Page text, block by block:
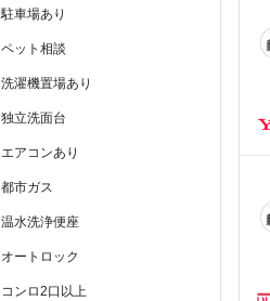
駐車場あり
ペット相談
洗濯機置場あり
独立洗面台
エアコンあり
都市ガス
温水洗浄便座
オートロック
コンロ2口以上